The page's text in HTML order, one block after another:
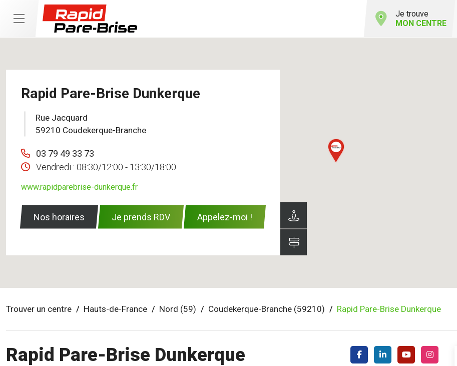
Je trouve
MON CENTRE
Rapid Pare-Brise Dunkerque
Rue Jacquard
59210 Coudekerque-Branche
03 79 49 33 73
Vendredi : 08:30/12:00 - 13:30/18:00
www.rapidparebrise-dunkerque.fr
Nos horaires Je prends RDV Appelez-moi !
Trouver un centre Hauts-de-France Nord (59) Coudekerque-Branche (59210) Rapid Pare-Brise Dunkerque
Rapid Pare-Brise Dunkerque